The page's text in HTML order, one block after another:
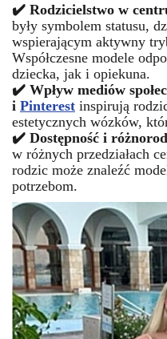
✔️ Rodzicielstwo w
były symbolem statusu,
wspierającym aktywny
Współczesne modele
dziecka, jak i opiekuna.
✔️ Wpływ mediów
i Pinterest inspirują
estetycznych wózków,
✔️ Dostępność i
w różnych przedziałach
rodzic może znaleźć
potrzebom.